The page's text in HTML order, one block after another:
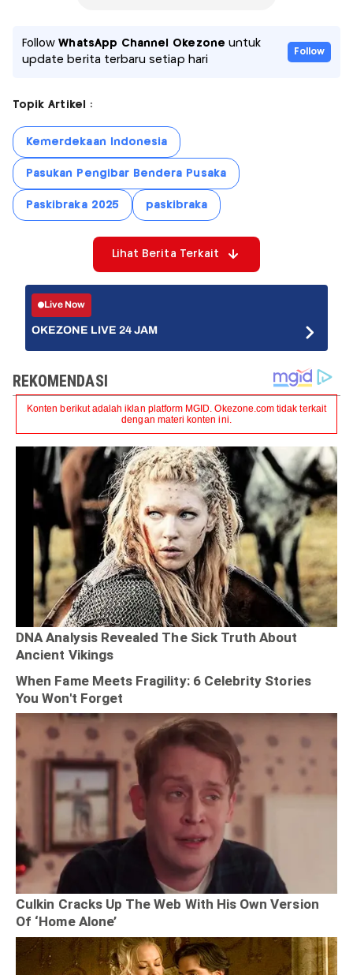
FollowWhatsApp Channel Okezone untuk
update berita terbaru setiap hari
Follow
Topik Artikel :
Kemerdekaan Indonesia
Pasukan Pengibar Bendera Pusaka
Paskibraka 2025 paskibraka
Lihat Berita Terkait
Live Now
OKEZONE LIVE 24 JAM